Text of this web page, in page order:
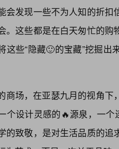
会发现一些不为人知的折
。这些都是在白天匆忙的
这些“隐藏🙂的宝藏”挖掘
商场，在亚瑟九月的视角
个设计灵感的🔥源泉，一
的致敬，是对生活品质的